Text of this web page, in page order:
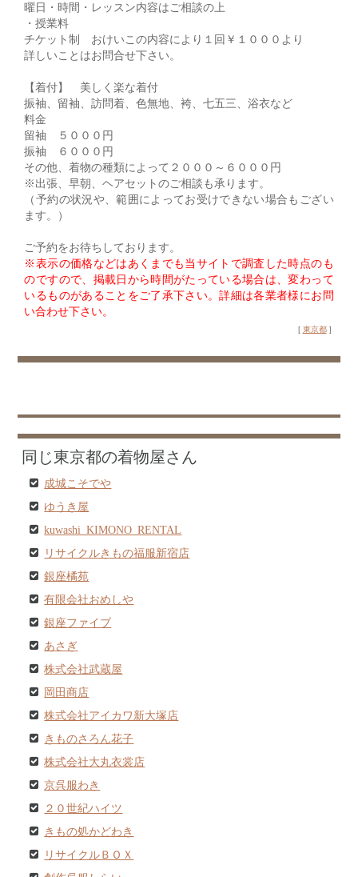
曜日・時間・レッスン内容はご相談の上
・授業料
チケット制 おけいこの内容により１回￥１０００より
詳しいことはお問合せ下さい。
【着付】 美しく楽な着付
振袖、留袖、訪問着、色無地、袴、七五三、浴衣など
料金
留袖 ５０００円
振袖 ６０００円
その他、着物の種類によって２０００～６０００円
※出張、早朝、ヘアセットのご相談も承ります。
（予約の状況や、範囲によってお受けできない場合もござい
ます。）
ご予約をお待ちしております。
※表示の価格などはあくまでも当サイトで調査した時点のも
のですので、掲載日から時間がたっている場合は、変わって
いるものがあることをご了承下さい。詳細は各業者様にお問
い合わせ下さい。
[ 東京都]
同じ東京都の着物屋さん
成城こそでや
ゆうき屋
kuwashi KIMONO RENTAL
リサイクルきもの福服新宿店
銀座橘苑
有限会社おめしや
銀座ファイブ
あさぎ
株式会社武蔵屋
岡田商店
株式会社アイカワ新大塚店
きものさろん花子
株式会社大丸衣裳店
京呉服わき
２０世紀ハイツ
きもの処かどわき
リサイクルＢＯＸ